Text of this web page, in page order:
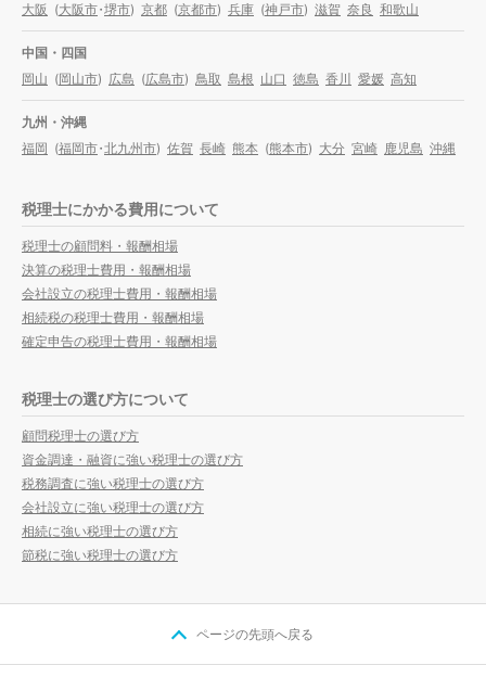
大阪 (大阪市・堺市) 京都 (京都市) 兵庫 (神戸市) 滋賀 奈良 和歌山
中国・四国
岡山 (岡山市) 広島 (広島市) 鳥取 島根 山口 徳島 香川 愛媛 高知
九州・沖縄
福岡 (福岡市・北九州市) 佐賀 長崎 熊本 (熊本市) 大分 宮崎 鹿児島 沖縄
税理士にかかる費用について
税理士の顧問料・報酬相場
決算の税理士費用・報酬相場
会社設立の税理士費用・報酬相場
相続税の税理士費用・報酬相場
確定申告の税理士費用・報酬相場
税理士の選び方について
顧問税理士の選び方
資金調達・融資に強い税理士の選び方
税務調査に強い税理士の選び方
会社設立に強い税理士の選び方
相続に強い税理士の選び方
節税に強い税理士の選び方
ページの先頭へ戻る